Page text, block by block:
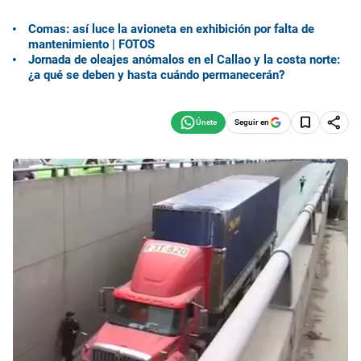
Comas: así luce la avioneta en exhibición por falta de
mantenimiento | FOTOS
Jornada de oleajes anómalos en el Callao y la costa norte:
¿a qué se deben y hasta cuándo permanecerán?
Seguir en